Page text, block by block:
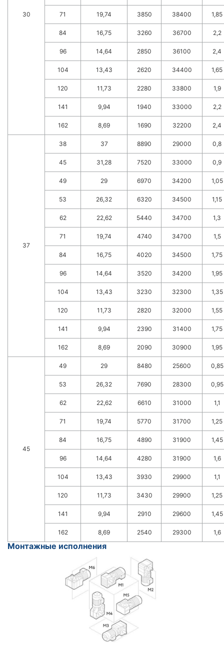
30 71 19,74 3850 38400 1,85
84 16,75 3260 36700 2,2
96 14,64 2850 36100 2,4
104 13,43 2620 34400 1,65
120 11,73 2280 33800 1,9
141 9,94 1940 33000 2,2
162 8,69 1690 32200 2,4
37
38 37 8890 29000 0,8
45 31,28 7520 33000 0,9
49 29 6970 34200 1,05
53 26,32 6320 34500 1,15
62 22,62 5440 34700 1,3
71 19,74 4740 34700 1,5
84 16,75 4020 34500 1,75
96 14,64 3520 34200 1,95
104 13,43 3230 32300 1,35
120 11,73 2820 32000 1,55
141 9,94 2390 31400 1,75
162 8,69 2090 30900 1,95
45
49 29 8480 25600 0,85
53 26,32 7690 28300 0,95
62 22,62 6610 31000 1,1
71 19,74 5770 31700 1,25
84 16,75 4890 31900 1,45
96 14,64 4280 31900 1,6
104 13,43 3930 29900 1,1
120 11,73 3430 29900 1,25
141 9,94 2910 29600 1,45
162 8,69 2540 29300 1,6
Монтажные исполнения